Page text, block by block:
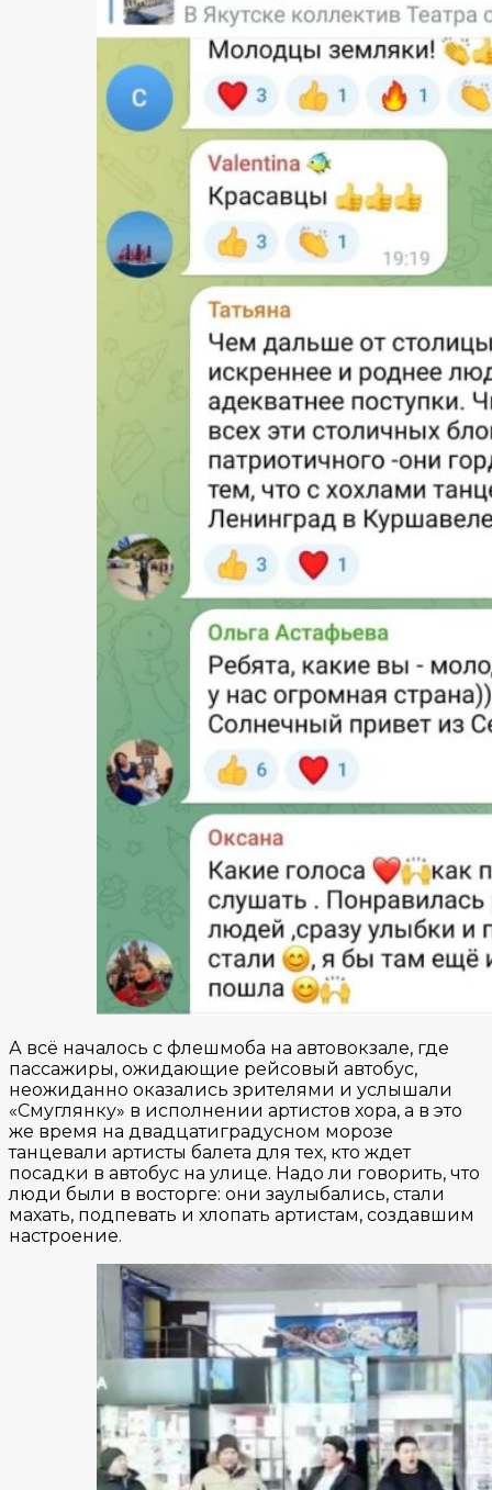
А всё началось с флешмоба на автовокзале, где
пассажиры, ожидающие рейсовый автобус,
неожиданно оказались зрителями и услышали
«Смуглянку» в исполнении артистов хора, а в это
же время на двадцатиградусном морозе
танцевали артисты балета для тех, кто ждет
посадки в автобус на улице. Надо ли говорить, что
люди были в восторге: они заулыбались, стали
махать, подпевать и хлопать артистам, создавшим
настроение.